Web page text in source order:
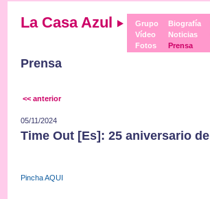
La Casa Azul
Grupo
Vídeo
Fotos
Biografía
Noticias
Prensa
Prensa
<< anterior
05/11/2024
Time Out [Es]: 25 aniversario
Pincha AQUI